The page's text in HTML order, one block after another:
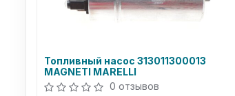
Топливный насос 313011300013
MAGNETI MARELLI
0 отзывов